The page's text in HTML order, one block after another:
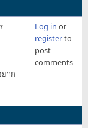
าก
Log in or
registerto
post
comments